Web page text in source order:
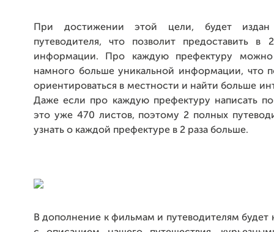
При достижении этой цели, будет
путеводителя, что позволит предоставить в
информации. Про каждую префектуру можно
намного больше уникальной информации, что
ориентироваться в местности и найти больше
Даже если про каждую префектуру написать
это уже 470 листов, поэтому 2 полных
узнать о каждой префектуре в 2 раза больше.
В дополнение к фильмам и путеводителям будет